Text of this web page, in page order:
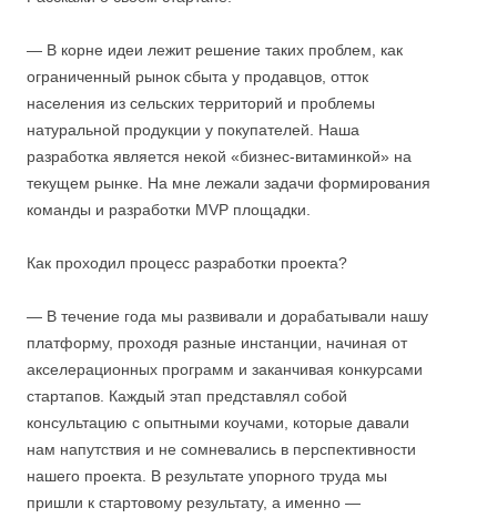
— В корне идеи лежит решение таких проблем, как
ограниченный рынок сбыта у продавцов, отток
населения из сельских территорий и проблемы
натуральной продукции у покупателей. Наша
разработка является некой «бизнес-витаминкой» на
текущем рынке. На мне лежали задачи формирования
команды и разработки MVP площадки.
Как проходил процесс разработки проекта?
— В течение года мы развивали и дорабатывали нашу
платформу, проходя разные инстанции, начиная от
акселерационных программ и заканчивая конкурсами
стартапов. Каждый этап представлял собой
консультацию с опытными коучами, которые давали
нам напутствия и не сомневались в перспективности
нашего проекта. В результате упорного труда мы
пришли к стартовому результату, а именно —